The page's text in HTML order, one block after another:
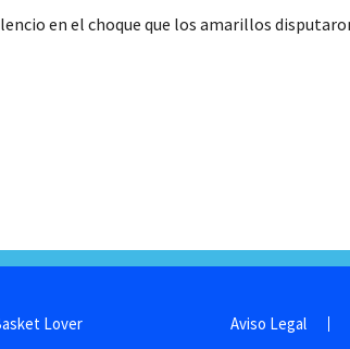
en el choque que los amarillos
Aviso Legal
Lover